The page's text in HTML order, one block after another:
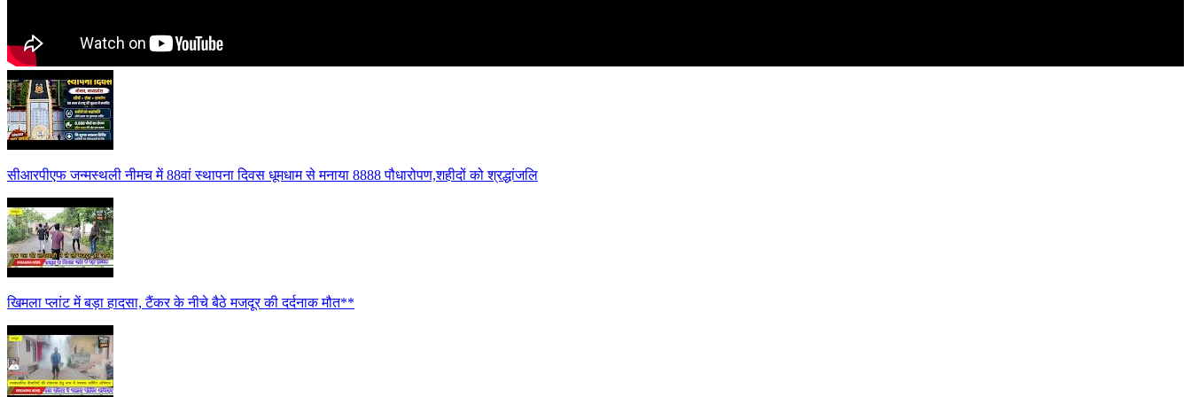
सीआरपीएफ जन्मस्थली नीमच में 88वां स्थापना दिवस धूमधाम से मनाया 8888 पौधारोपण,शहीदों को श्रद्धांजलि
खिमला प्लांट में बड़ा हादसा, टैंकर के नीचे बैठे मजदूर की दर्दनाक मौत**